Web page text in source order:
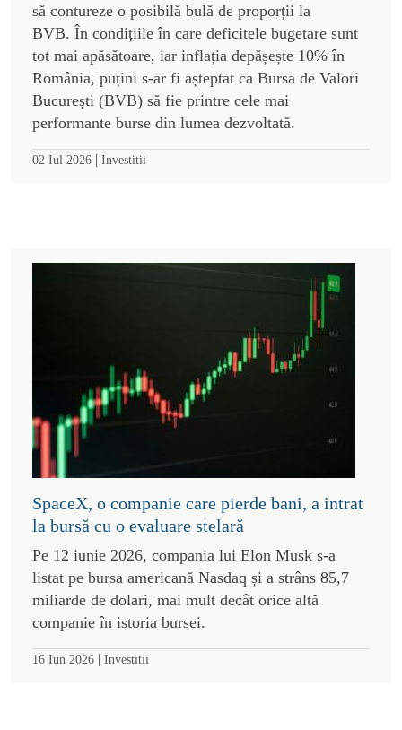
să contureze o posibilă bulă de proporții la
BVB. În condițiile în care deficitele bugetare sunt
tot mai apăsătoare, iar inflația depășește 10% în
România, puțini s-ar fi așteptat ca Bursa de Valori
București (BVB) să fie printre cele mai
performante burse din lumea dezvoltată.
02 Iul 2026 | Investitii
SpaceX, o companie care pierde bani, a intrat
la bursă cu o evaluare stelară
Pe 12 iunie 2026, compania lui Elon Musk s-a
listat pe bursa americană Nasdaq și a strâns 85,7
miliarde de dolari, mai mult decât orice altă
companie în istoria bursei.
16 Iun 2026 | Investitii